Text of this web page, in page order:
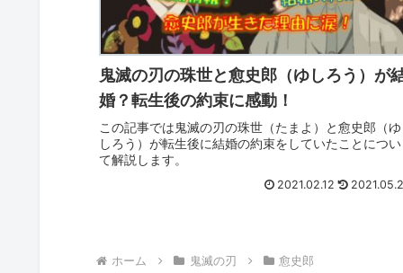
鬼滅の刃の珠世と愈史郎（ゆしろう）が
婚？転生後の約束に感動！
この記事では鬼滅の刃の珠世（たまよ）と愈史郎（ゆ
しろう）が転生後に結婚の約束をしていたことについ
て解説します。
2021.02.12
ホーム 鬼滅の刃 愈史郎